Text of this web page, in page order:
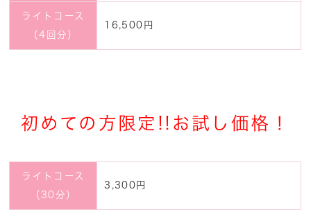
ライトコース
（4回分）
16,500円
初めての方限定!!お試し価格！
ライトコース
（30分）
3,300円